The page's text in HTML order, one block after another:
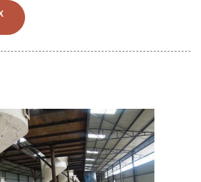
facile et continu. Ces
peuvent être utilisés pour presser